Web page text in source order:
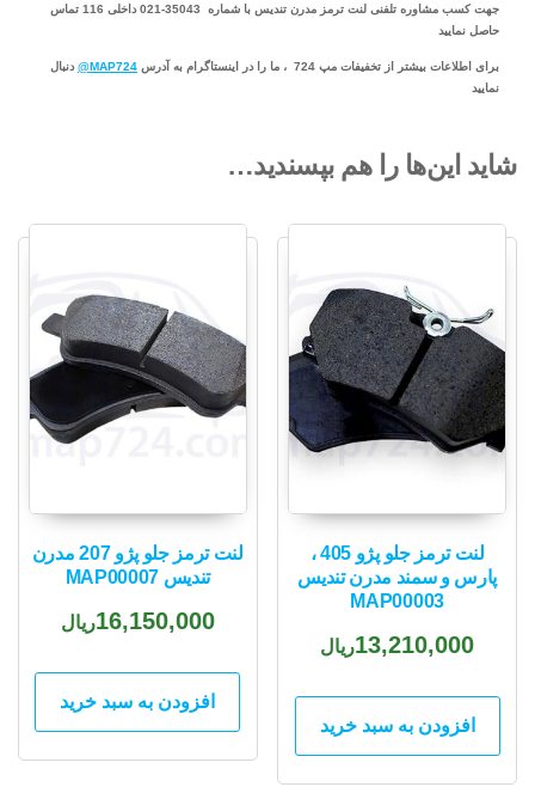
جهت کسب مشاوره تلفنی لنت ترمز مدرن تندیس با شماره 35043-021 داخلی 116 تماس
حاصل نمایید
برای اطلاعات بیشتر از تخفیفات مپ 724 ، ما را در اینستاگرام به آدرس MAP724@
دنبال
نمایید
شاید این‌ها را هم بپسندید…
لنت ترمز جلو پژو 405 ،
پارس و سمند مدرن تندیس
MAP00003
13,210,000ریال
افزودن به سبد خرید
لنت ترمز جلو پژو 207 مدرن
تندیس MAP00007
16,150,000ریال
افزودن به سبد خرید